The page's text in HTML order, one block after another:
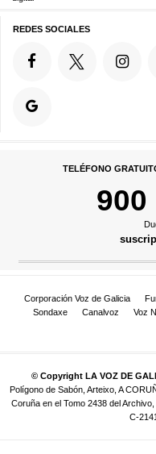
REDES SOCIALES
TELÉFONO
900
Corporación Voz de Galicia
Sondaxe
Canalvoz Voz
© Copyright LA VOZ DE
Polígono de Sabón, Arteixo, A
Coruña en el Tomo 2438 del
C-